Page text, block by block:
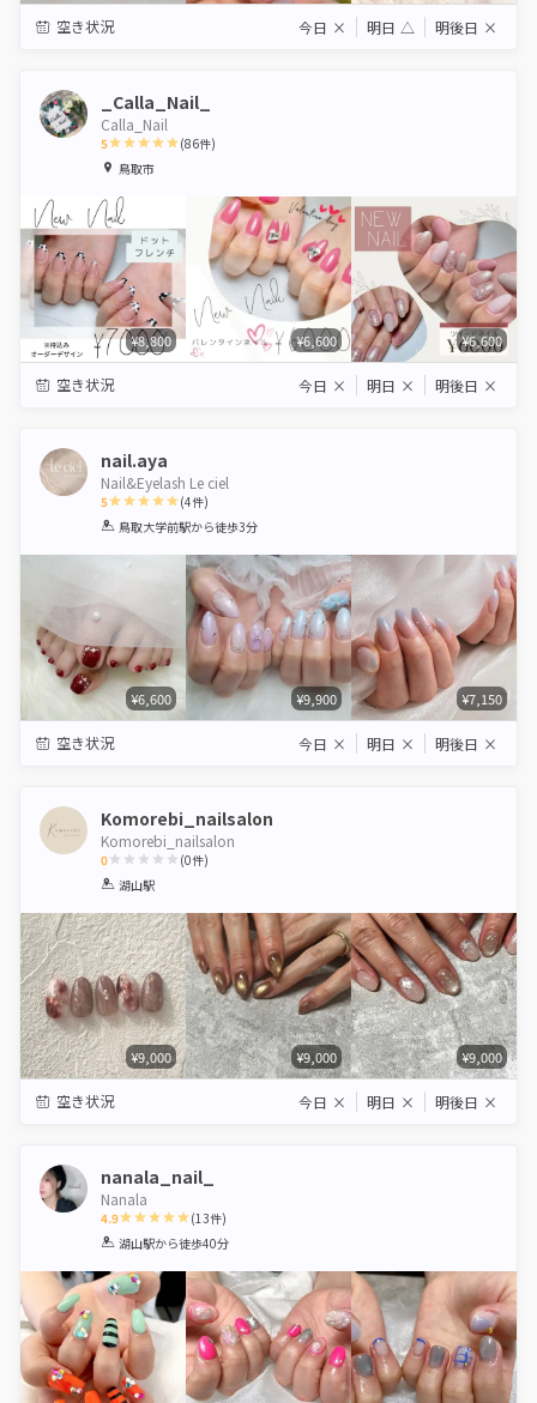
空き状況 今日 × 明日 △ 明後日 ×
_Calla_Nail_
Calla_Nail
5
1 2 3 4
(86件)
鳥取市
¥8,800 ¥6,600 ¥6,600
空き状況 今日 × 明日 × 明後日 ×
nail.aya
Nail&Eyelash Le ciel
5
1 2 3 4 5
(4件)
鳥取大学前駅から徒歩3分
¥6,600 ¥9,900 ¥7,150
空き状況 今日 × 明日 × 明後日 ×
Komorebi_nailsalon
Komorebi_nailsalon
0
1 2 3 4
(0件)
湖山駅
¥9,000 ¥9,000 ¥9,000
空き状況 今日 × 明日 × 明後日 ×
nanala_nail_
Nanala
4.9
1 2 3 4 5
(13件)
湖山駅から徒歩40分